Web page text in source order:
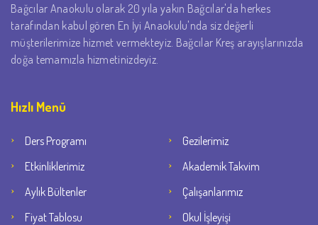
Bağcılar Anaokulu olarak 20 yıla yakın Bağcılar'da herkes
tarafından kabul gören En İyi Anaokulu'nda siz değerli
müşterilerimize hizmet vermekteyiz. Bağcılar Kreş arayışlarınızda
doğa temamızla hizmetinizdeyiz.
Hızlı Menü
Ders Programı
Gezilerimiz
Etkinliklerimiz
Akademik Takvim
Aylık Bültenler
Çalışanlarımız
Fiyat Tablosu
Okul İşleyişi